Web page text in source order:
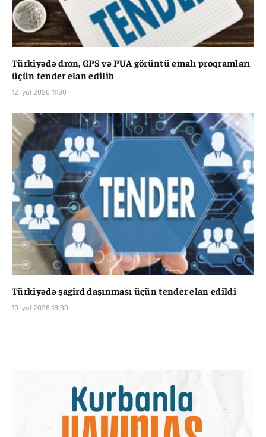
Türkiyədə dron, GPS və PUA görüntü emalı proqramları
üçün tender elan edilib
12 İyul 2026 11:30
Türkiyədə şagird daşınması üçün tender elan edildi
10 İyul 2026 16:30